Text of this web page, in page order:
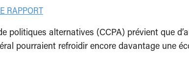
RAPPORT
politiques alternatives (CCPA) prévient que
pourraient refroidir encore davantage une